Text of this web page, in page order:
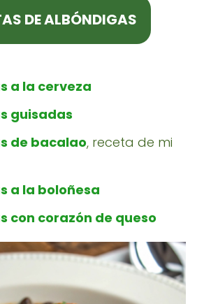
DE ALBÓNDIGAS
a la cerveza
guisadas
de bacalao, receta de mi
a la boloñesa
con corazón de queso